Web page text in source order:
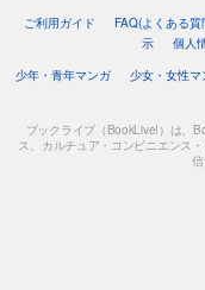
ご利用ガイド FAQ(よくある質
示
個人
少年・青年マンガ
少女・女性マ
ブックライブ（BookLive!）は、
ス、カルチュア・コンビニエンス